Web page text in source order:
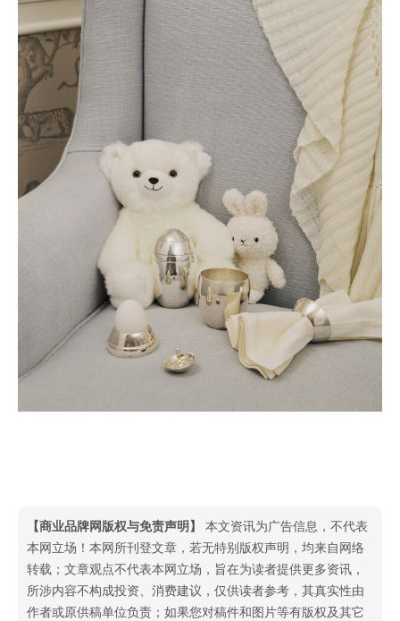
【商业品牌网版权与免责声明】
本文资讯为广告信息，不代表
本网立场！本网所刊登文章，若无特别版权声明，均来自网络
转载；文章观点不代表本网立场，旨在为读者提供更多资讯，
所涉内容不构成投资、消费建议，仅供读者参考，其真实性由
作者或原供稿单位负责；如果您对稿件和图片等有版权及其它